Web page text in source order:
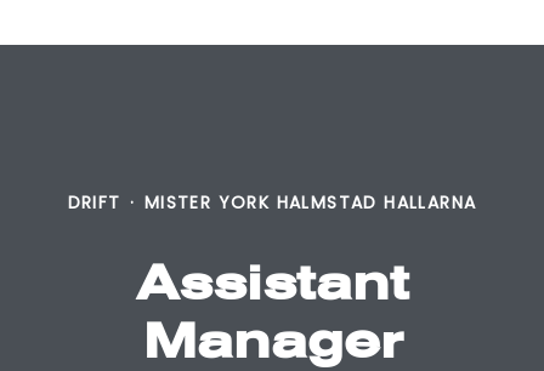
DRIFT · MISTER YORK HALMSTAD HALLARNA
Assistant
Manager